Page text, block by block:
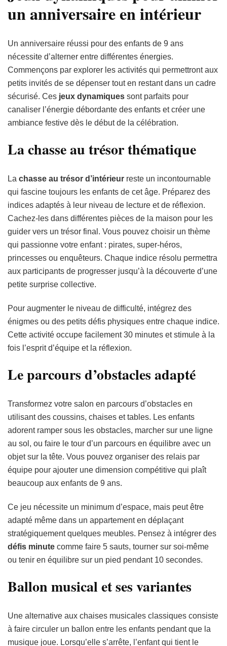
un anniversaire en intérieur
Un anniversaire réussi pour des enfants de 9 ans
nécessite d’alterner entre différentes énergies.
Commençons par explorer les activités qui permettront aux
petits invités de se dépenser tout en restant dans un cadre
sécurisé. Ces jeux dynamiques sont parfaits pour
canaliser l’énergie débordante des enfants et créer une
ambiance festive dès le début de la célébration.
La chasse au trésor thématique
La chasse au trésor d’intérieur reste un incontournable
qui fascine toujours les enfants de cet âge. Préparez des
indices adaptés à leur niveau de lecture et de réflexion.
Cachez-les dans différentes pièces de la maison pour les
guider vers un trésor final. Vous pouvez choisir un thème
qui passionne votre enfant : pirates, super-héros,
princesses ou enquêteurs. Chaque indice résolu permettra
aux participants de progresser jusqu’à la découverte d’une
petite surprise collective.
Pour augmenter le niveau de difficulté, intégrez des
énigmes ou des petits défis physiques entre chaque indice.
Cette activité occupe facilement 30 minutes et stimule à la
fois l’esprit d’équipe et la réflexion.
Le parcours d’obstacles adapté
Transformez votre salon en parcours d’obstacles en
utilisant des coussins, chaises et tables. Les enfants
adorent ramper sous les obstacles, marcher sur une ligne
au sol, ou faire le tour d’un parcours en équilibre avec un
objet sur la tête. Vous pouvez organiser des relais par
équipe pour ajouter une dimension compétitive qui plaît
beaucoup aux enfants de 9 ans.
Ce jeu nécessite un minimum d’espace, mais peut être
adapté même dans un appartement en déplaçant
stratégiquement quelques meubles. Pensez à intégrer des
défis minute comme faire 5 sauts, tourner sur soi-même
ou tenir en équilibre sur un pied pendant 10 secondes.
Ballon musical et ses variantes
Une alternative aux chaises musicales classiques consiste
à faire circuler un ballon entre les enfants pendant que la
musique joue. Lorsqu’elle s’arrête, l’enfant qui tient le